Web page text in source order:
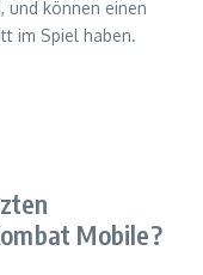
und können einen
im Spiel haben.
Mobile?